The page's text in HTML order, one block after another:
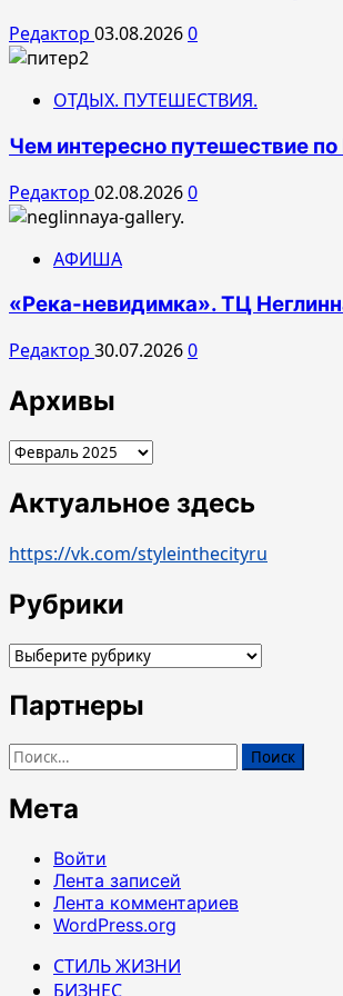
Редактор 03.08.20260
ОТДЫХ. ПУТЕШЕСТВИЯ.
Чем интересно путешествие
Редактор 02.08.20260
АФИША
«Река-невидимка». ТЦ
Редактор 30.07.20260
Архивы
Архивы
Актуальное здесь
https://vk.com/styleinthecityru
Рубрики
Рубрики
Партнеры
Найти:
Мета
Войти
Лента записей
Лента комментариев
WordPress.org
СТИЛЬ ЖИЗНИ
БИЗНЕС